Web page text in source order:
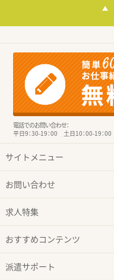
電話でのお問い合わせ：
平日9：30-19：00 土日10：00-19：00
サイトメニュー
お問い合わせ
求人特集
おすすめコンテンツ
派遣サポート